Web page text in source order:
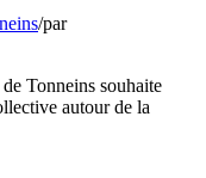
/par
Tonneins souhaite
autour de la